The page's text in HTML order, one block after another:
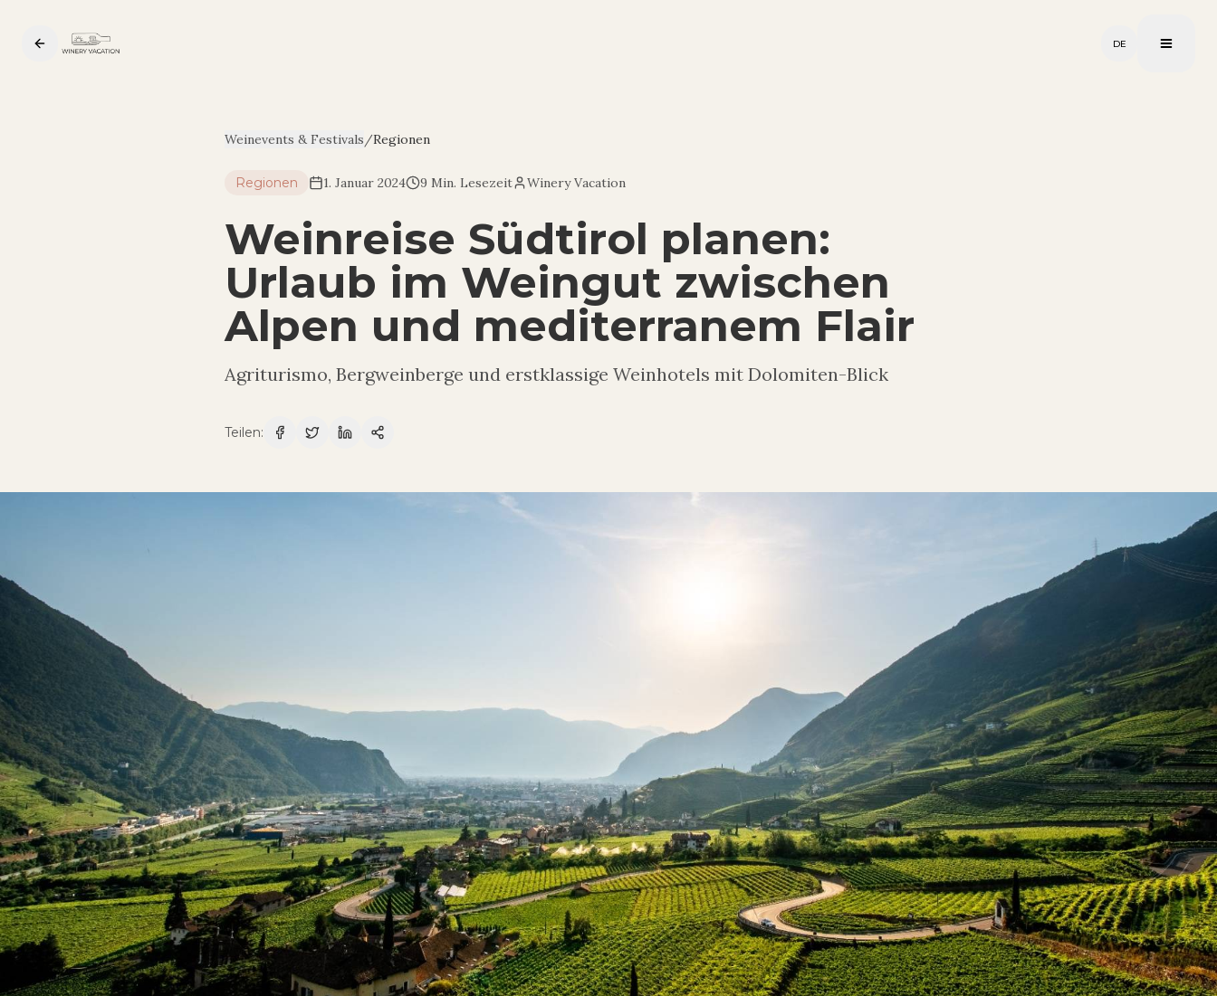
DE
Weinevents & Festivals/Regionen
Regionen 1. Januar 2024 9 Min. Lesezeit Winery Vacation
Weinreise Südtirol planen:
Urlaub im Weingut zwischen
Alpen und mediterranem Flair
Agriturismo, Bergweinberge und erstklassige Weinhotels mit Dolomiten-Blick
Teilen: